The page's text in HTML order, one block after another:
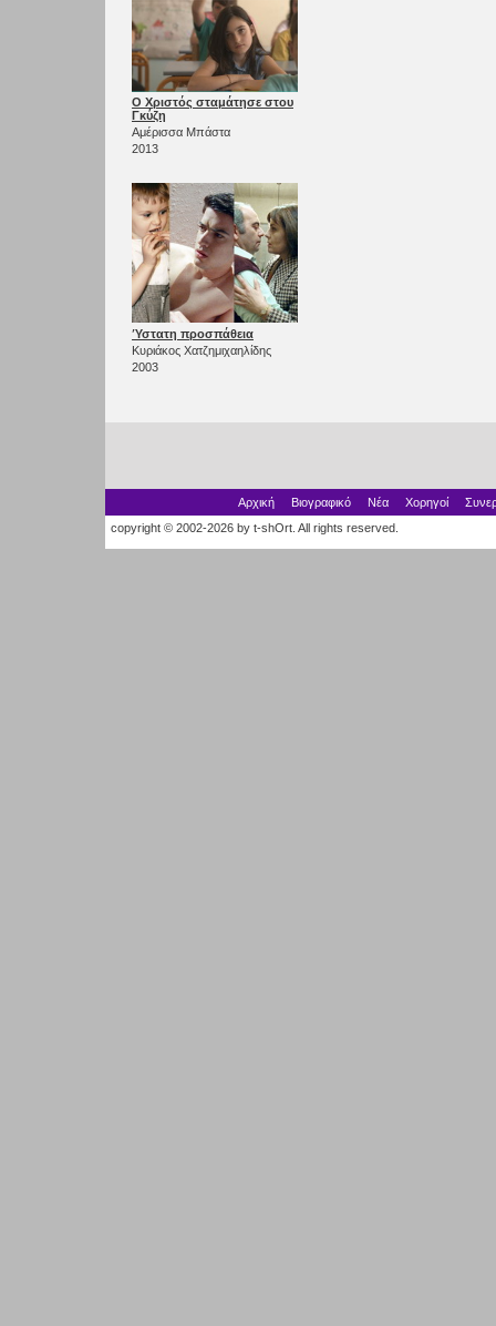
Ο Χριστός σταμάτησε στου
Γκύζη
Αμέρισσα Μπάστα
2013
Ύστατη προσπάθεια
Κυριάκος Χατζημιχαηλίδης
2003
Αρχική Βιογραφικό Νέα Χορηγοί
copyright © 2002-2026 by t-shOrt. All rights reserved.